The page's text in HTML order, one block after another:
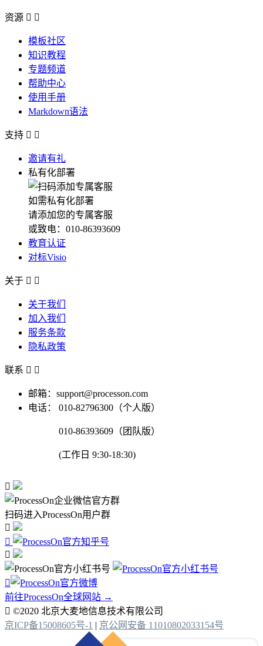
资源  
模板社区
知识教程
专题频道
帮助中心
使用手册
Markdown语法
支持  
邀请有礼
私有化部署
如需私有化部署
请添加您的专属客服
或致电：010-86393609
教育认证
对标Visio
关于  
关于我们
加入我们
服务条款
隐私政策
联系  
邮箱：support@processon.com
电话：
010-82796300（个人版）
010-86393609（团队版）
(工作日 9:30-18:30)

扫码进入ProcessOn用户群




前往ProcessOn全球网站 →
 ©2020 北京大麦地信息技术有限公司
京ICP备15008605号-1 | 京公网安备 11010802033154号